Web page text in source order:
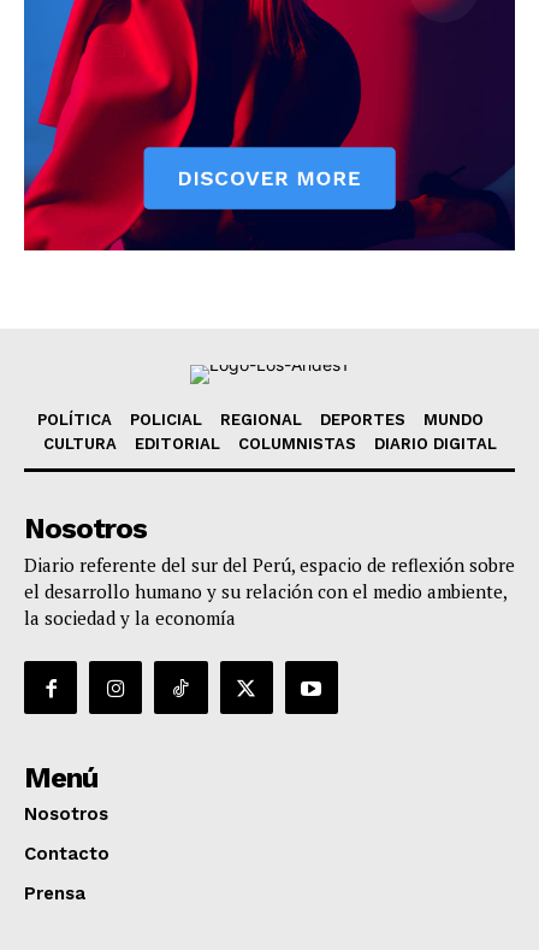
POLÍTICA POLICIAL REGIONAL DEPORTES
MUNDO
CULTURA
EDITORIAL COLUMNISTAS DIARIO DIGITAL
Nosotros
Diario referente del sur del Perú, espacio de reflexión sobre
el desarrollo humano y su relación con el medio ambiente,
la sociedad y la economía
Menú
Nosotros
Contacto
Prensa